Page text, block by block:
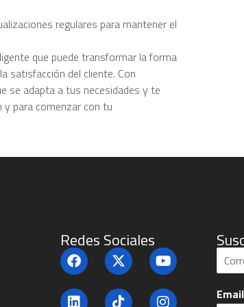
regulares para mantener el
que puede transformar la forma
satisfacción del cliente. Con
se adapta a tus necesidades y te
y para comenzar con tu
Redes Sociales
S
c
Email